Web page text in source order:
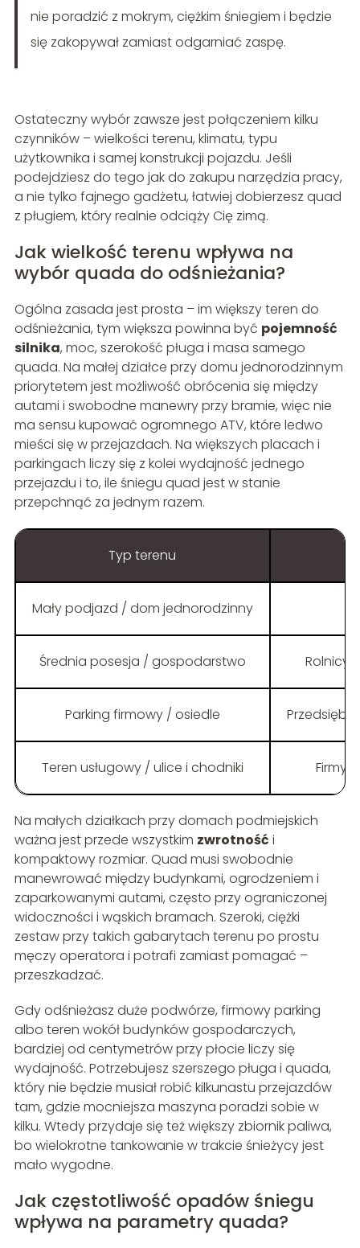
nie poradzić z mokrym, ciężkim śniegiem i będzie
się zakopywał zamiast odgarniać zaspę.
Ostateczny wybór zawsze jest połączeniem kilku
czynników – wielkości terenu, klimatu, typu
użytkownika i samej konstrukcji pojazdu. Jeśli
podejdziesz do tego jak do zakupu narzędzia pracy,
a nie tylko fajnego gadżetu, łatwiej dobierzesz quad
z pługiem, który realnie odciąży Cię zimą.
Jak wielkość terenu wpływa na
wybór quada do odśnieżania?
Ogólna zasada jest prosta – im większy teren do
odśnieżania, tym większa powinna być pojemność
silnika, moc, szerokość pługa i masa samego
quada. Na małej działce przy domu jednorodzinnym
priorytetem jest możliwość obrócenia się między
autami i swobodne manewry przy bramie, więc nie
ma sensu kupować ogromnego ATV, które ledwo
mieści się w przejazdach. Na większych placach i
parkingach liczy się z kolei wydajność jednego
przejazdu i to, ile śniegu quad jest w stanie
przepchnąć za jednym razem.
Typ terenu
Mały podjazd / dom jednorodzinny
Średnia posesja / gospodarstwo Rolnicy,
Parking firmowy / osiedle
Teren usługowy / ulice i chodniki Firmy
Na małych działkach przy domach podmiejskich
ważna jest przede wszystkim zwrotność i
kompaktowy rozmiar. Quad musi swobodnie
manewrować między budynkami, ogrodzeniem i
zaparkowanymi autami, często przy ograniczonej
widoczności i wąskich bramach. Szeroki, ciężki
zestaw przy takich gabarytach terenu po prostu
męczy operatora i potrafi zamiast pomagać –
przeszkadzać.
Gdy odśnieżasz duże podwórze, firmowy parking
albo teren wokół budynków gospodarczych,
bardziej od centymetrów przy płocie liczy się
wydajność. Potrzebujesz szerszego pługa i quada,
który nie będzie musiał robić kilkunastu przejazdów
tam, gdzie mocniejsza maszyna poradzi sobie w
kilku. Wtedy przydaje się też większy zbiornik paliwa,
bo wielokrotne tankowanie w trakcie śnieżycy jest
mało wygodne.
Jak częstotliwość opadów śniegu
wpływa na parametry quada?